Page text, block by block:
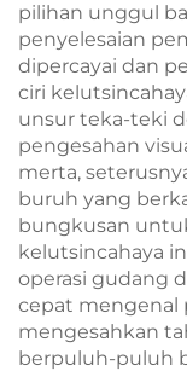
pilihan unggul
penyelesaian
dipercayai dan
ciri
unsur teka-teki
pengesahan
merta,
buruh yang
bungkusan
kelutsincahaya
operasi gudang
cepat mengenal
mengesahkan
berpuluh-puluh